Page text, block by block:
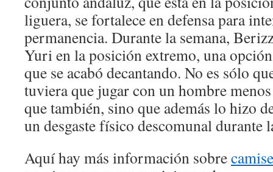
liguera, se fortalece en defensa para
permanencia. Durante la semana,
Yuri en la posición extremo, una
que se acabó decantando. No es sólo
tuviera que jugar con un hombre
que también, sino que además lo hizo
un desgaste físico descomunal durante
Aquí hay más información sobre